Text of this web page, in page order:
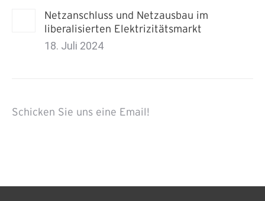
Netzanschluss und Netzausbau im
liberalisierten Elektrizitätsmarkt
18. Juli 2024
Schicken Sie uns eine Email!